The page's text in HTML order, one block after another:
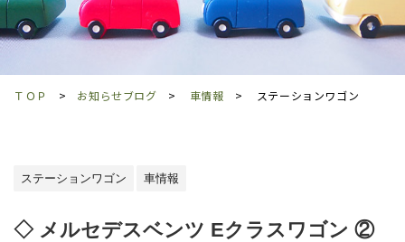
ＴＯＰ お知らせブログ 車情報 ステーションワゴン
ステーションワゴン 車情報
◇ メルセデスベンツ Eクラスワゴン ②